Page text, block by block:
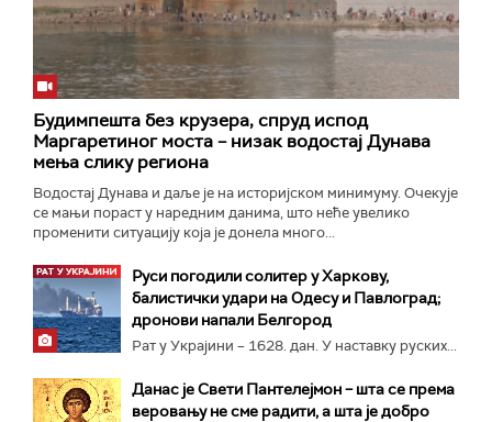
Будимпешта без крузера, спруд испод
Маргаретиног моста – низак водостај Дунава
мења слику региона
Водостај Дунава и даље је на историјском минимуму. Очекује
се мањи пораст у наредним данима, што неће увелико
променити ситуацију која је донела много...
Руси погодили солитер у Харкову,
балистички удари на Одесу и Павлоград;
дронови напали Белгород
Рат у Украјини – 1628. дан. У наставку руских...
Данас је Свети Пантелејмон – шта се према
веровању не сме радити, а шта је добро